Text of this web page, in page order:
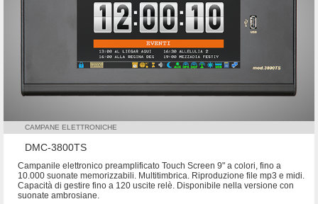
CAMPANE ELETTRONICHE
DMC-3800TS
Campanile elettronico preamplificato Touch Screen 9" a colori, fino a
10.000 suonate memorizzabili. Multitimbrica. Riproduzione file mp3 e midi.
Capacità di gestire fino a 120 uscite relè. Disponibile nella versione con
suonate ambrosiane.